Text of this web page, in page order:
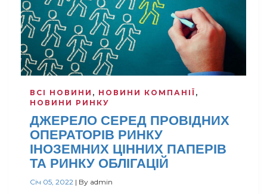
ВСІ НОВИНИ , НОВИНИ КОМПАНІЇ ,
НОВИНИ РИНКУ
ДЖЕРЕЛО СЕРЕД ПРОВІДНИХ
ОПЕРАТОРІВ РИНКУ
ІНОЗЕМНИХ ЦІННИХ ПАПЕРІВ
ТА РИНКУ ОБЛІГАЦІЙ
Січ 05, 2022 | By admin